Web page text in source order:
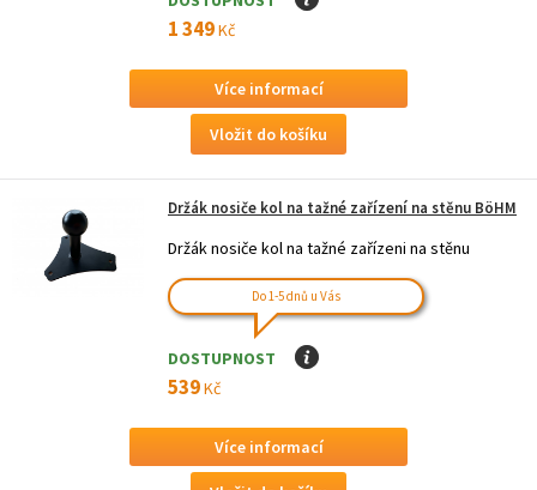
1 349Kč
Více informací
Držák nosiče kol na tažné zařízení na stěnu BöHM
Držák nosiče kol na tažné zařízeni na stěnu
Do 1-5 dnů u Vás
DOSTUPNOST I
539Kč
Více informací